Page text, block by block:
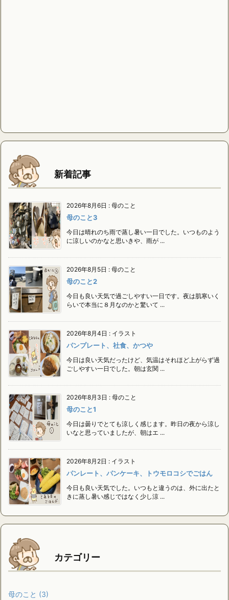
新着記事
2026年8月6日 : 母のこと
母のこと3
今日は晴れのち雨で蒸し暑い一日でした。いつものよう
に涼しいのかなと思いきや、雨が ...
2026年8月5日 : 母のこと
母のこと2
今日も良い天気で過ごしやすい一日です。夜は肌寒いく
らいで本当に８月なのかと驚いて ...
2026年8月4日 : イラスト
パンプレート、社食、かつや
今日は良い天気だったけど、気温はそれほど上がらず過
ごしやすい一日でした。朝は玄関 ...
2026年8月3日 : 母のこと
母のこと1
今日は曇りでとても涼しく感じます。昨日の夜から涼し
いなと思っていましたが、朝はエ ...
2026年8月2日 : イラスト
パンレート、パンケーキ、トウモロコシでごはん
今日も良い天気でした。いつもと違うのは、外に出たと
きに蒸し暑い感じではなく少し涼 ...
カテゴリー
母のこと (3)